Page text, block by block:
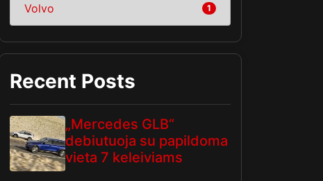
Volvo 1
Recent Posts
„Mercedes GLB“
debiutuoja su papildoma
vieta 7 keleiviams